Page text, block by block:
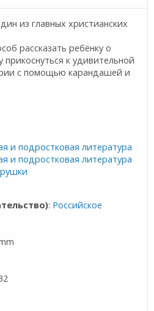
из главных христианских
рассказать ребёнку о
к удивительной
с помощью карандашей и
и подростковая литература
и подростковая литература
: Российское